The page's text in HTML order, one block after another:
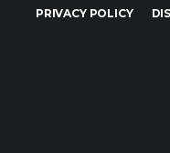
PRIVACY POLICY